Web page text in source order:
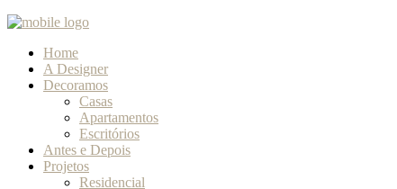
Home
A Designer
Decoramos
Casas
Apartamentos
Escritórios
Antes e Depois
Projetos
Residencial